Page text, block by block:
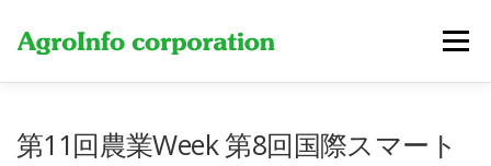
メニュー
第11回農業Week 第8回国際スマート